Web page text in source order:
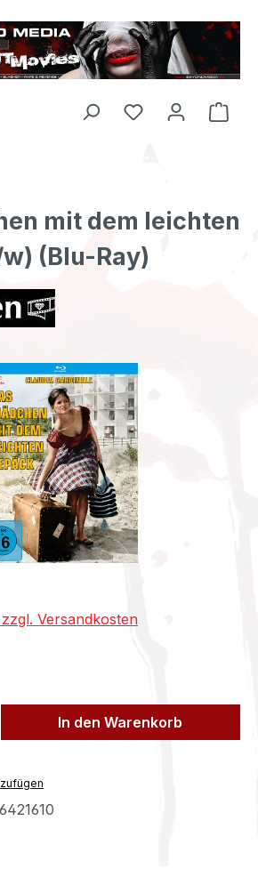
mit dem leichten
(Blu-Ray)
Versandkosten
Gib den
In den Warenkorb
6421610